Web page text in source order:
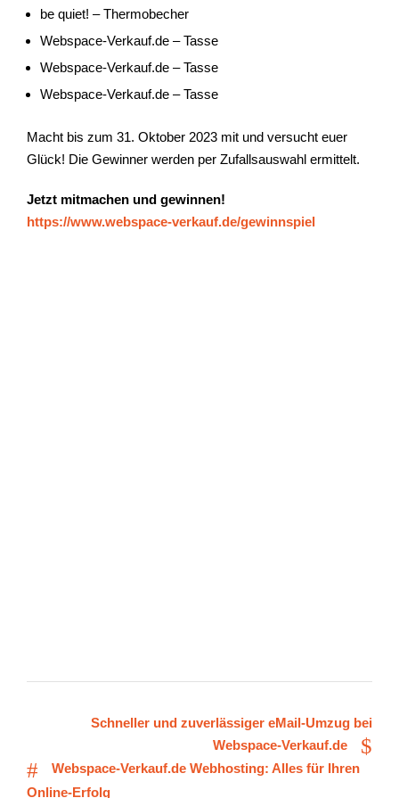
be quiet! – Thermobecher
Webspace-Verkauf.de – Tasse
Webspace-Verkauf.de – Tasse
Webspace-Verkauf.de – Tasse
Macht bis zum 31. Oktober 2023 mit und versucht euer
Glück! Die Gewinner werden per Zufallsauswahl ermittelt.
Jetzt mitmachen und gewinnen!
https://www.webspace-verkauf.de/gewinnspiel
Schneller und zuverlässiger eMail-Umzug bei
Webspace-Verkauf.de
Webspace-Verkauf.de Webhosting: Alles für Ihren
Online-Erfolg